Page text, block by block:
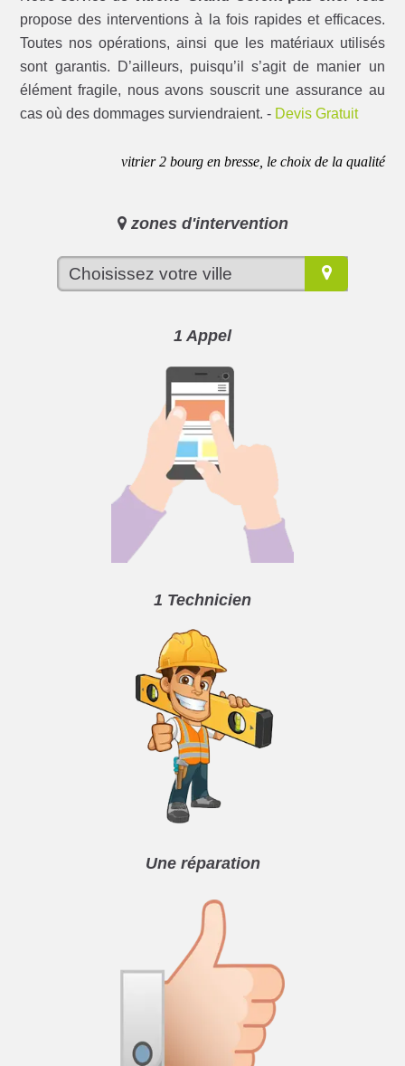
propose des interventions à la fois rapides et efficaces.
Toutes nos opérations, ainsi que les matériaux utilisés
sont garantis. D’ailleurs, puisqu’il s’agit de manier un
élément fragile, nous avons souscrit une assurance au
cas où des dommages surviendraient. - Devis Gratuit
vitrier 2 bourg en bresse, le choix de la qualité
zones d'intervention
1 Appel
1 Technicien
Une réparation